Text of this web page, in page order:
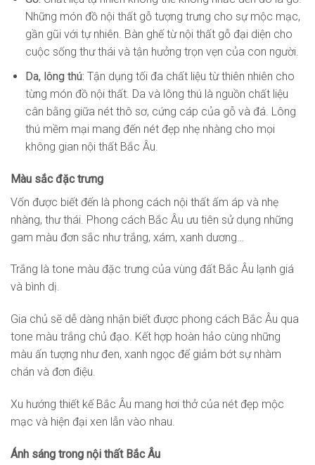
Những món đồ nội thất gỗ tượng trưng cho sự mộc mạc,
gần gũi với tự nhiên. Bàn ghế từ nội thất gỗ đại diện cho
cuộc sống thư thái và tận hưởng trọn vẹn của con người.
Da, lông thú: Tận dụng tối đa chất liệu từ thiên nhiên cho
từng món đồ nội thất. Da và lông thú là nguồn chất liệu
cân bằng giữa nét thô sơ, cứng cáp của gỗ và đá. Lông
thú mềm mại mang đến nét đẹp nhẹ nhàng cho mọi
không gian nội thất Bắc Âu.
Màu sắc đặc trưng
Vốn được biết đến là phong cách nội thất ấm áp và nhẹ
nhàng, thư thái. Phong cách Bắc Âu ưu tiên sử dụng những
gam màu đơn sắc như trắng, xám, xanh dương…
Trắng là tone màu đặc trưng của vùng đất Bắc Âu lạnh giá
và bình dị.
Gia chủ sẽ dễ dàng nhận biết được phong cách Bắc Âu qua
tone màu trắng chủ đạo. Kết hợp hoàn hảo cùng những
màu ấn tượng như đen, xanh ngọc để giảm bớt sự nhàm
chán và đơn điệu.
Xu hướng thiết kế Bắc Âu mang hơi thở của nét đẹp mộc
mạc và hiện đại xen lẫn vào nhau.
Ánh sáng trong nội thất Bắc Âu